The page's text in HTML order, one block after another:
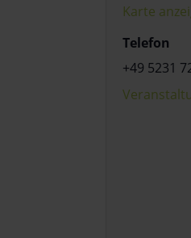
Karte
Telefon
+49 5231